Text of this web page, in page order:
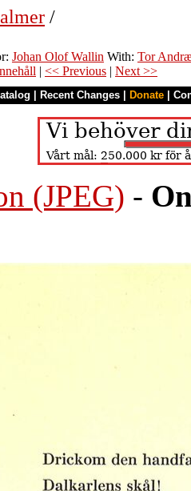
/
Johan Olof Wallin With: Tor
| << Previous | Next >>
Recent Changes Donate
(JPEG) -